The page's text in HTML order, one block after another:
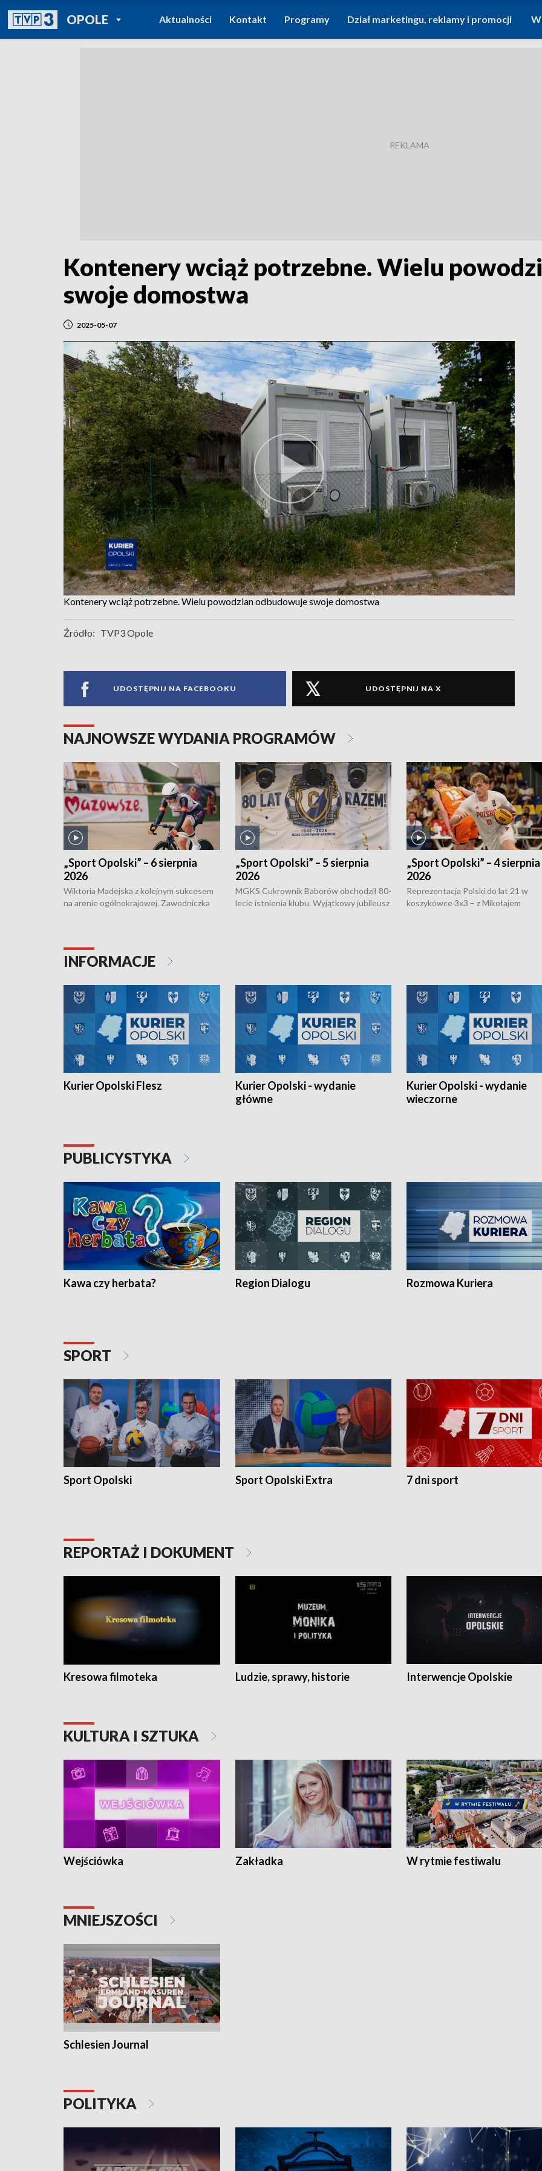
OPOLEPOWRÓT DO
TVP REGIONY
Aktualności Kontakt Programy Dział marketingu, reklamy i promocji
Kontenery wciąż potrzebne. Wielu
swoje domostwa
2025-05-07
Kontenery wciąż potrzebne. Wielu powodzian odbudowuje swoje domostwa
Źródło: TVP3 Opole
UDOSTĘPNIJ NA FACEBOOKU UDOSTĘPNIJ NA X
NAJNOWSZE WYDANIA PROGRAMÓW
„Sport Opolski” – 6 sierpnia
2026
Wiktoria Madejska z kolejnym sukcesem
na arenie ogólnokrajowej. Zawodniczka
torowym.
„Sport Opolski” – 5 sierpnia
2026
MGKS Cukrownik Baborów obchodził 80-
lecie istnienia klubu. Wyjątkowy jubileusz
„Sport Opolski” – 4 sierpnia
2026
Reprezentacja Polski do lat 21 w
koszykówce 3x3 – z Mikołajem
INFORMACJE
Kurier Opolski Flesz
Kurier Opolski - wydanie
główne
Kurier Opolski - wydanie
wieczorne
PUBLICYSTYKA
Kawa czy herbata? Region Dialogu Rozmowa Kuriera
SPORT
Sport Opolski Sport Opolski Extra 7 dni sport
REPORTAŻ I DOKUMENT
Kresowa filmoteka Ludzie, sprawy, historie Interwencje Opolskie
KULTURA I SZTUKA
Wejściówka Zakładka W rytmie festiwalu
MNIEJSZOŚCI
Schlesien Journal
POLITYKA